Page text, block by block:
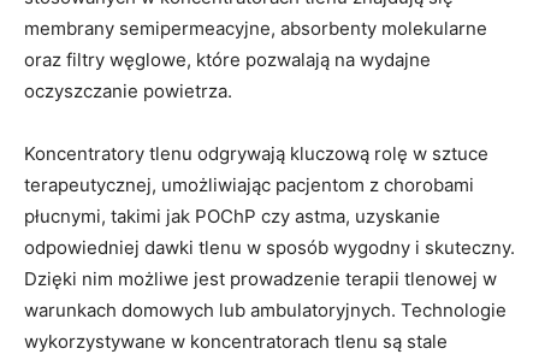
membrany semipermeacyjne, absorbenty molekularne
oraz filtry węglowe, które pozwalają na wydajne
oczyszczanie​ powietrza.
Koncentratory tlenu odgrywają kluczową rolę ⁢w sztuce
⁣terapeutycznej, umożliwiając pacjentom z chorobami
płucnymi, takimi jak POChP czy⁢ astma, uzyskanie
odpowiedniej dawki tlenu w⁢ sposób wygodny i skuteczny.
Dzięki nim możliwe jest prowadzenie terapii tlenowej w
warunkach domowych lub ambulatoryjnych. Technologie
wykorzystywane w koncentratorach tlenu są stale